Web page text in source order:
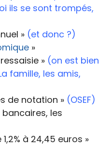
ils se sont trompés,
» (et donc ?)
»
» (on est bien
famille, les amis,
de notation » (OSEF)
bancaires, les
à 24,45 euros »